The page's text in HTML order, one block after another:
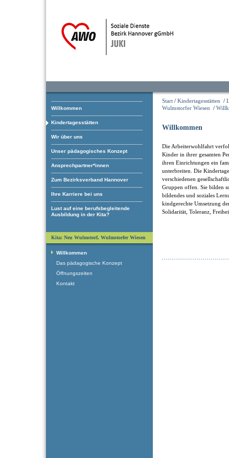
Willkommen
Kindertagesstätten
Wir über uns
Unser pädagogisches Konzept
Ansprechpartner*innen
Zum Bezirksverband Hannover
Ihre Karriere bei uns
Lust auf eine berufsbegleitende
Ausbildung in der Kita?
Start / Kindertagesstätten /
Wulmstorfer Wiesen /
Willkommen
Die Arbeiterwohlfahrt
Kinder in ihrer gesamten
ihren Einrichtungen ein
unterbreiten. Die
verschiedenen
Gruppen offen. Sie bilden
bildendes und soziales
kindgerechte Umsetzung
Solidarität, Toleranz,
Kita: Neu Wulmstorf, Wulmstorfer Wiesen
Willkommen
Das pädagogische Konzept
Öffnungszeiten
Kontakt